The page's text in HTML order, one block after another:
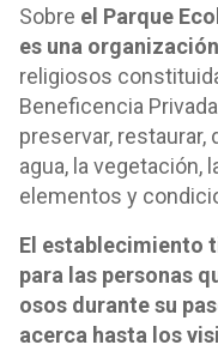
Sobre el Parque
es una
religiosos
Beneficencia
preservar, restaurar,
agua, la vegetación,
elementos y
El establecimiento
para las personas
osos durante su
acerca hasta los